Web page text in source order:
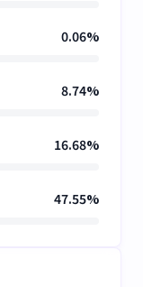
0.06%
8.74%
16.68%
47.55%